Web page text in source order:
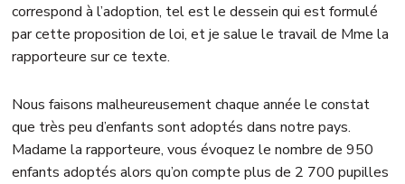
correspond à l’adoption, tel est le dessein qui est formulé
par cette proposition de loi, et je salue le travail de Mme la
rapporteure sur ce texte.
Nous faisons malheureusement chaque année le constat
que très peu d’enfants sont adoptés dans notre pays.
Madame la rapporteure, vous évoquez le nombre de 950
enfants adoptés alors qu’on compte plus de 2 700 pupilles